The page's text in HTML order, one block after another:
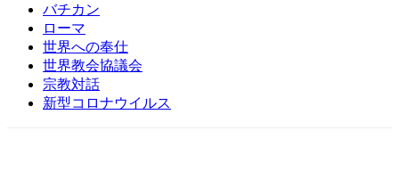
バチカン
ローマ
世界への奉仕
世界教会協議会
宗教対話
新型コロナウイルス